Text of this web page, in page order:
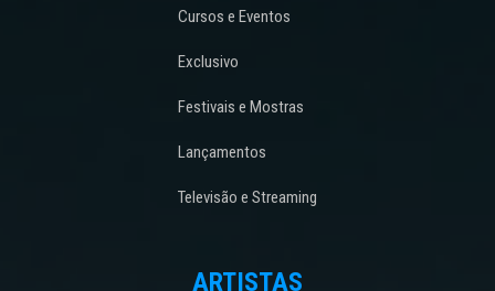
Cursos e Eventos
Exclusivo
Festivais e Mostras
Lançamentos
Televisão e Streaming
ARTISTAS